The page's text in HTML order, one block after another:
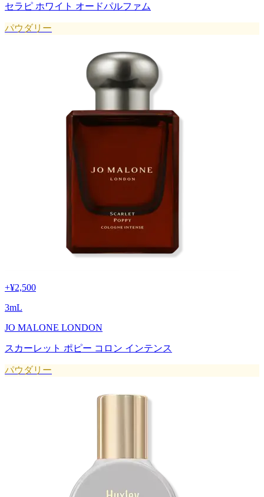
セラピ ホワイト オードパルファム
パウダリー
+¥2,500
3mL
JO MALONE LONDON
スカーレット ポピー コロン インテンス
パウダリー